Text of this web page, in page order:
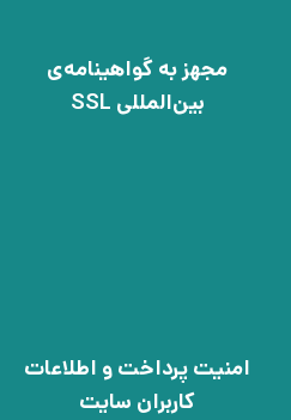
مجهز به گواهینامه‌ی
بین‌المللی SSL
امنیت پرداخت و اطلاعات
کاربران سایت